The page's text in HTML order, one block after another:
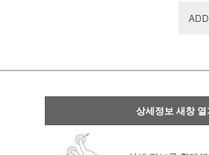
상세정보 새창 열